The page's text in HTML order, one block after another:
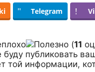
Telegram
(11
публиковать
информации,